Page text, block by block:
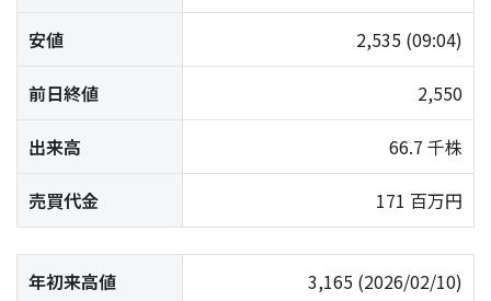
安値 2,535 (09:04)
前日終値 2,550
出来高 66.7 千株
売買代金 171 百万円
年初来高値 3,165 (2026/02/10)